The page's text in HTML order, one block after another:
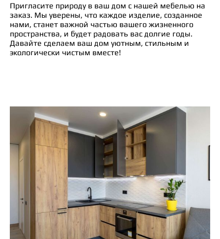
Пригласите природу в ваш дом с нашей мебелью на
заказ. Мы уверены, что каждое изделие, созданное
нами, станет важной частью вашего жизненного
пространства, и будет радовать вас долгие годы.
Давайте сделаем ваш дом уютным, стильным и
экологически чистым вместе!